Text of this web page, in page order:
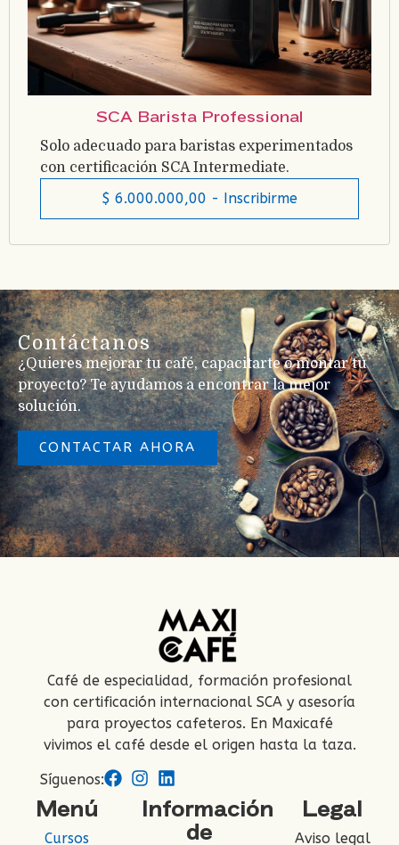
SCA Barista Professional
Solo adecuado para baristas experimentados
con certificación SCA Intermediate.
$ 6.000.000,00 - Inscribirme
Contáctanos
¿Quieres mejorar tu café, capacitarte o montar tu
proyecto? Te ayudamos a encontrar la mejor
solución.
CONTACTAR AHORA
Café de especialidad, formación profesional
con certificación internacional SCA y asesoría
para proyectos cafeteros. En Maxicafé
vivimos el café desde el origen hasta la taza.
Síguenos:
Menú
Cursos
Información
de
Legal
Aviso legal